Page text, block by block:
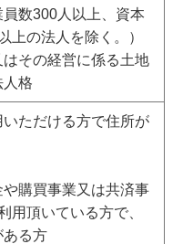
員数300人以上、資本
上の法人を除く。）
その経営に係る土地
人格
いただける方で住所が
や購買事業又は共済事
用頂いている方で、
ある方